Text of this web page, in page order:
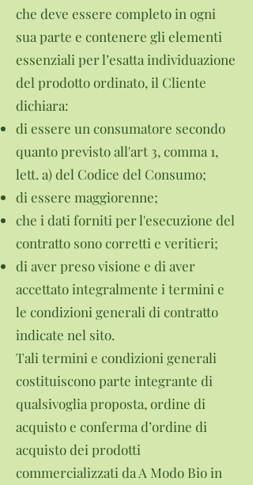
che deve essere completo in ogni
sua parte e contenere gli elementi
essenziali per l’esatta individuazione
del prodotto ordinato, il Cliente
dichiara:
di essere un consumatore secondo
quanto previsto all'art 3, comma 1,
lett. a) del Codice del Consumo;
di essere maggiorenne;
che i dati forniti per l'esecuzione del
contratto sono corretti e veritieri;
di aver preso visione e di aver
accettato integralmente i termini e
le condizioni generali di contratto
indicate nel sito.
Tali termini e condizioni generali
costituiscono parte integrante di
qualsivoglia proposta, ordine di
acquisto e conferma d’ordine di
acquisto dei prodotti
commercializzati da A Modo Bio in